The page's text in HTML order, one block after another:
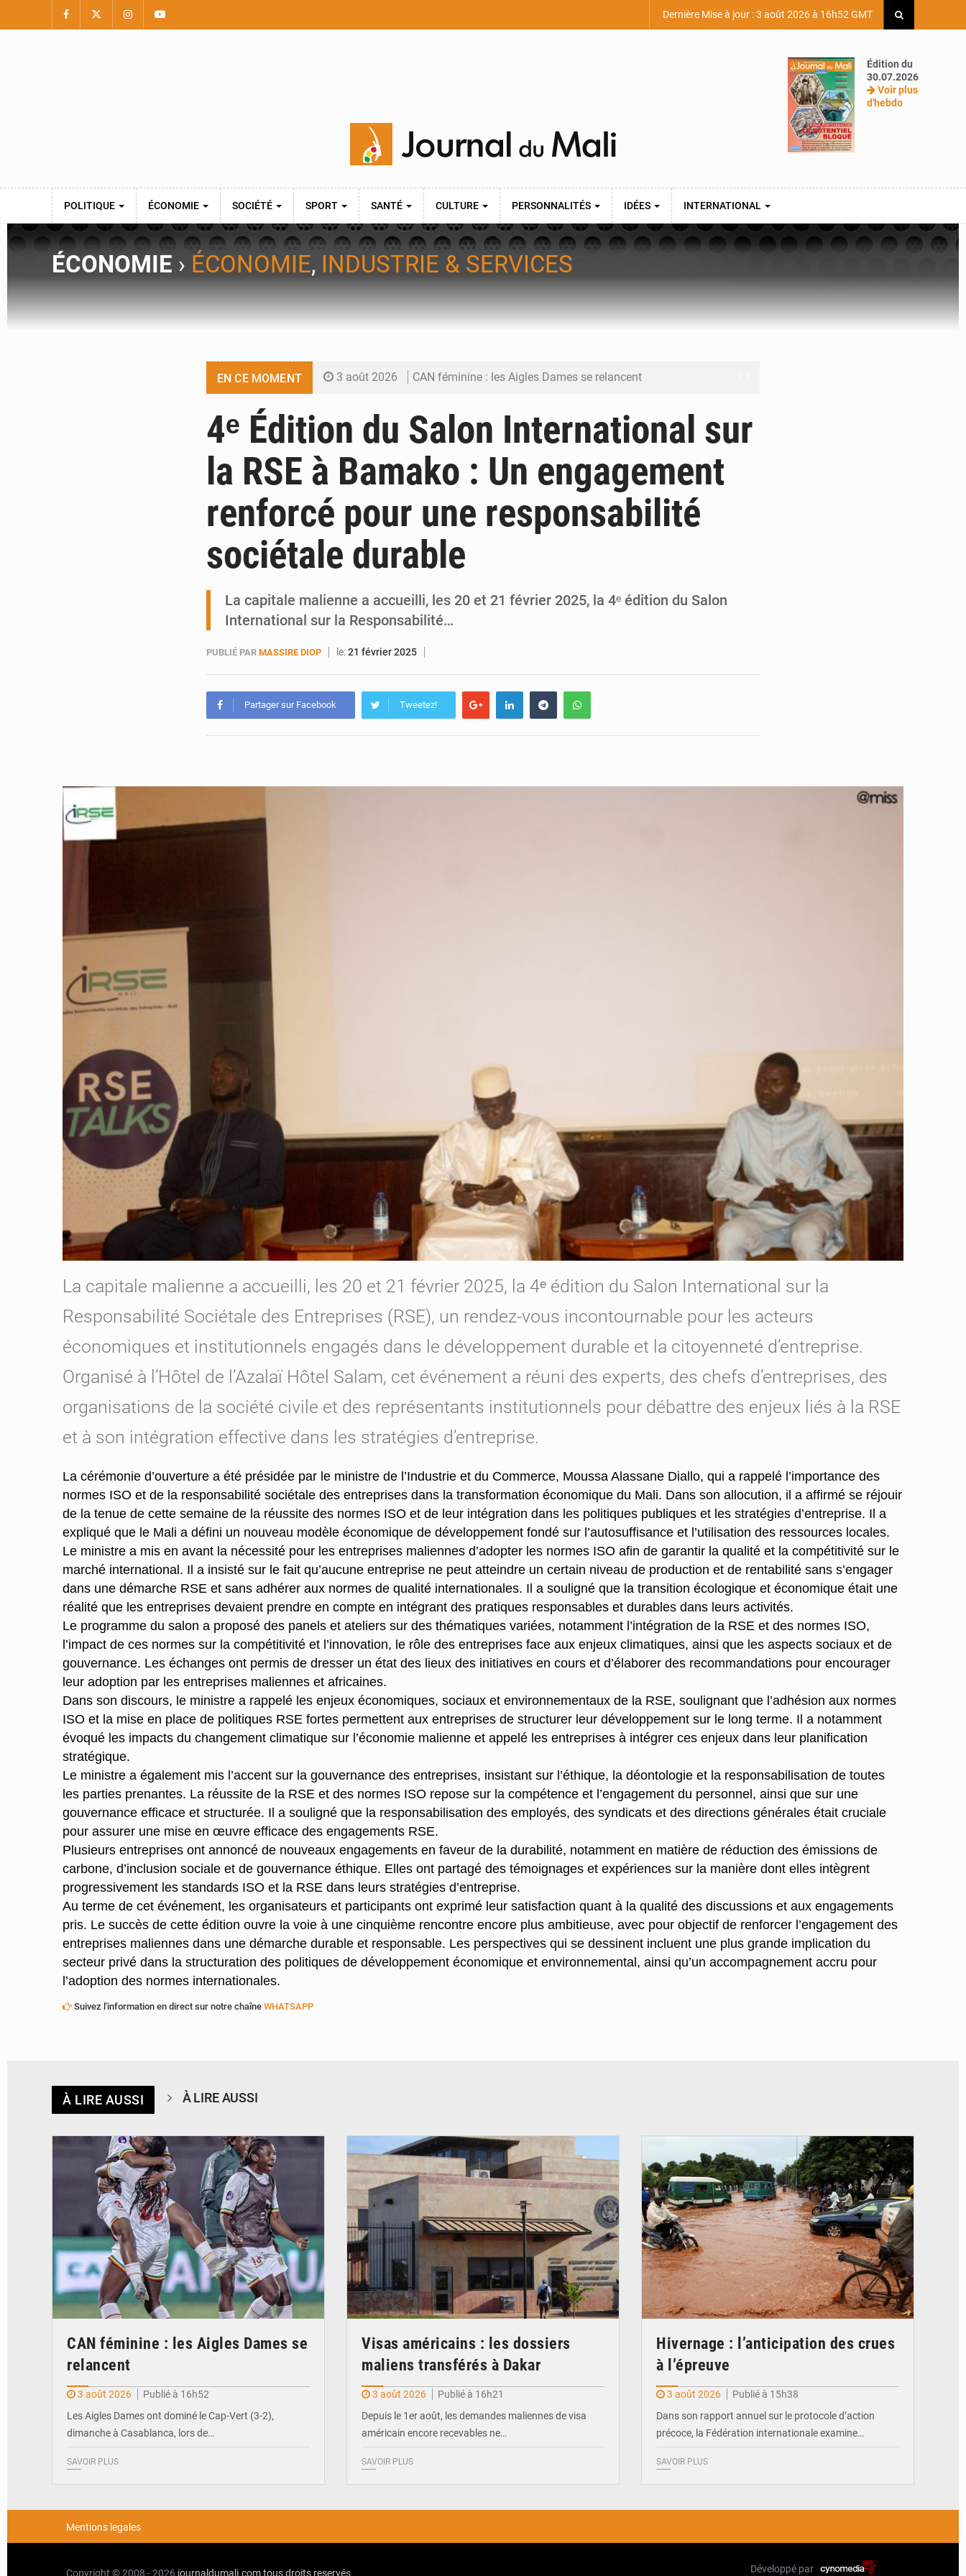
Dernière Mise à jour : 3 août 2026 à 16h52 GMT
Édition du
30.07.2026
Voir plus
d'hebdo
POLITIQUE ÉCONOMIE SOCIÉTÉ SPORT SANTÉ CULTURE PERSONNALITÉS IDÉES INTERNATIONAL
ÉCONOMIE › ÉCONOMIE, INDUSTRIE & SERVICES
EN CE MOMENT 3 août 2026 CAN féminine : les Aigles Dames se relancent
3 août 2026 Hivernage : l’anticipation des crues à l’épreuve
3 août 2026 Mobilité étudiante : une présence africaine en hausse dans les universités russes
3 août 2026 Emploi des jeunes au Mali : des compétences encore difficiles à valoriser
4ᵉ Édition du Salon International sur
la RSE à Bamako : Un engagement
renforcé pour une responsabilité
sociétale durable
La capitale malienne a accueilli, les 20 et 21 février 2025, la 4ᵉ édition du Salon
International sur la Responsabilité…
PUBLIÉ PAR MASSIRE DIOP le:21 février 2025
Partager sur Facebook Tweetez!
La capitale malienne a accueilli, les 20 et 21 février 2025, la 4ᵉ édition du Salon International sur la
Responsabilité Sociétale des Entreprises (RSE), un rendez-vous incontournable pour les acteurs
économiques et institutionnels engagés dans le développement durable et la citoyenneté d’entreprise.
Organisé à l’Hôtel de l’Azalaï Hôtel Salam, cet événement a réuni des experts, des chefs d’entreprises, des
organisations de la société civile et des représentants institutionnels pour débattre des enjeux liés à la RSE
et à son intégration effective dans les stratégies d’entreprise.
La cérémonie d’ouverture a été présidée par le ministre de l’Industrie et du Commerce, Moussa Alassane Diallo, qui a rappelé l’importance des
normes ISO et de la responsabilité sociétale des entreprises dans la transformation économique du Mali. Dans son allocution, il a affirmé se réjouir
de la tenue de cette semaine de la réussite des normes ISO et de leur intégration dans les politiques publiques et les stratégies d’entreprise. Il a
expliqué que le Mali a défini un nouveau modèle économique de développement fondé sur l’autosuffisance et l’utilisation des ressources locales.
Le ministre a mis en avant la nécessité pour les entreprises maliennes d’adopter les normes ISO afin de garantir la qualité et la compétitivité sur le
marché international. Il a insisté sur le fait qu’aucune entreprise ne peut atteindre un certain niveau de production et de rentabilité sans s’engager
dans une démarche RSE et sans adhérer aux normes de qualité internationales. Il a souligné que la transition écologique et économique était une
réalité que les entreprises devaient prendre en compte en intégrant des pratiques responsables et durables dans leurs activités.
Le programme du salon a proposé des panels et ateliers sur des thématiques variées, notamment l’intégration de la RSE et des normes ISO,
l’impact de ces normes sur la compétitivité et l’innovation, le rôle des entreprises face aux enjeux climatiques, ainsi que les aspects sociaux et de
gouvernance. Les échanges ont permis de dresser un état des lieux des initiatives en cours et d’élaborer des recommandations pour encourager
leur adoption par les entreprises maliennes et africaines.
Dans son discours, le ministre a rappelé les enjeux économiques, sociaux et environnementaux de la RSE, soulignant que l’adhésion aux normes
ISO et la mise en place de politiques RSE fortes permettent aux entreprises de structurer leur développement sur le long terme. Il a notamment
évoqué les impacts du changement climatique sur l’économie malienne et appelé les entreprises à intégrer ces enjeux dans leur planification
stratégique.
Le ministre a également mis l’accent sur la gouvernance des entreprises, insistant sur l’éthique, la déontologie et la responsabilisation de toutes
les parties prenantes. La réussite de la RSE et des normes ISO repose sur la compétence et l’engagement du personnel, ainsi que sur une
gouvernance efficace et structurée. Il a souligné que la responsabilisation des employés, des syndicats et des directions générales était cruciale
pour assurer une mise en œuvre efficace des engagements RSE.
Plusieurs entreprises ont annoncé de nouveaux engagements en faveur de la durabilité, notamment en matière de réduction des émissions de
carbone, d’inclusion sociale et de gouvernance éthique. Elles ont partagé des témoignages et expériences sur la manière dont elles intègrent
progressivement les standards ISO et la RSE dans leurs stratégies d’entreprise.
Au terme de cet événement, les organisateurs et participants ont exprimé leur satisfaction quant à la qualité des discussions et aux engagements
pris. Le succès de cette édition ouvre la voie à une cinquième rencontre encore plus ambitieuse, avec pour objectif de renforcer l’engagement des
entreprises maliennes dans une démarche durable et responsable. Les perspectives qui se dessinent incluent une plus grande implication du
secteur privé dans la structuration des politiques de développement économique et environnemental, ainsi qu’un accompagnement accru pour
l’adoption des normes internationales.
Suivez l'information en direct sur notre chaîne WHATSAPP
À LIRE AUSSI À LIRE AUSSI
© FEMAFOOT
CAN féminine : les Aigles Dames se
relancent
3 août 2026
Publié à 16h52
Les Aigles Dames ont dominé le Cap-Vert (3-2),
dimanche à Casablanca, lors de…
SAVOIR PLUS
Visas américains : les dossiers
maliens transférés à Dakar
3 août 2026
Publié à 16h21
Depuis le 1er août, les demandes maliennes de visa
américain encore recevables ne…
SAVOIR PLUS
Hivernage : l’anticipation des crues
à l’épreuve
3 août 2026
Publié à 15h38
Dans son rapport annuel sur le protocole d’action
précoce, la Fédération internationale examine…
SAVOIR PLUS
Mentions legales
Copyright © 2008 - 2026 journaldumali.comtous droits reservés Développé par